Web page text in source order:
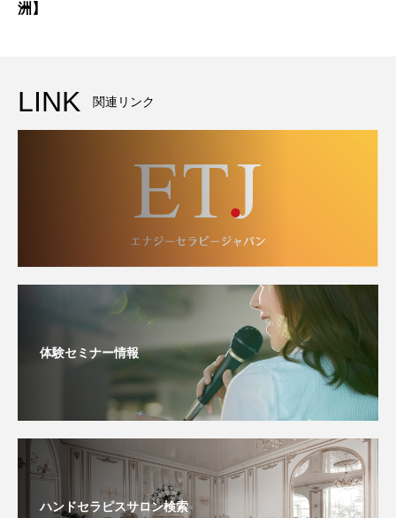
洲】
LINK 関連リンク
体験セミナー情報
ハンドセラピスサロン検索